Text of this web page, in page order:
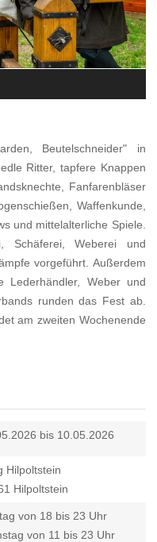
Beutelschneider" in
Ritter, tapfere Knappen
Fanfarenbläser
Waffenkunde,
und mittelalterliche Spiele.
Schäferei, Weberei und
vorgeführt. Außerdem
Lederhändler, Weber und
runden das Fest ab.
am zweiten Wochenende
bis 10.05.2026
Hilpoltstein
Hilpoltstein
von 18 bis 23 Uhr
von 11 bis 23 Uhr